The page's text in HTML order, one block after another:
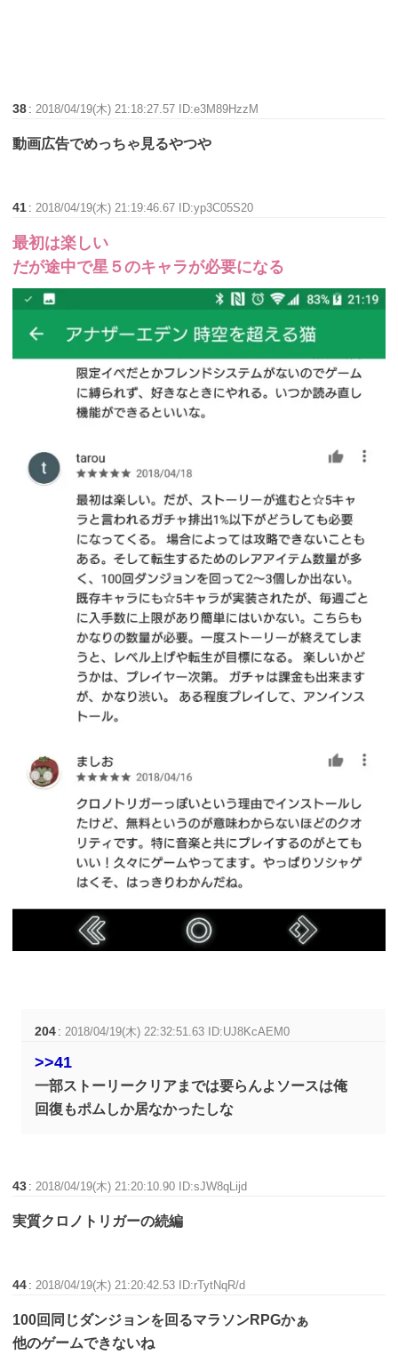
38 :2018/04/19(木) 21:18:27.57 ID:e3M89HzzM
動画広告でめっちゃ見るやつや
41 :2018/04/19(木) 21:19:46.67 ID:yp3C05S20
最初は楽しい
だが途中で星５のキャラが必要になる
204 :2018/04/19(木) 22:32:51.63 ID:UJ8KcAEM0
>>41
一部ストーリークリアまでは要らんよソースは俺
回復もポムしか居なかったしな
43 :2018/04/19(木) 21:20:10.90 ID:sJW8qLijd
実質クロノトリガーの続編
44 :2018/04/19(木) 21:20:42.53 ID:rTytNqR/d
100回同じダンジョンを回るマラソンRPGかぁ
他のゲームできないね